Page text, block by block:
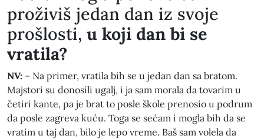
proživiš jedan dan iz svoje
prošlosti, u koji dan bi se
vratila?
NV: – Na primer, vratila bih se u jedan dan sa bratom.
Majstori su donosili ugalj, i ja sam morala da tovarim u
četiri kante, pa je brat to posle škole prenosio u podrum
da posle zagreva kuću. Toga se sećam i mogla bih da se
vratim u taj dan, bilo je lepo vreme. Baš sam volela da